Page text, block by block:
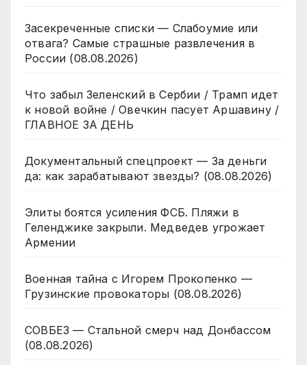
Засекреченные списки — Слабоумие или
отвага? Самые страшные развлечения в
России (08.08.2026)
Что забыл Зеленский в Сербии / Трамп идет
к новой войне / Овечкин пасует Аршавину /
ГЛАВНОЕ ЗА ДЕНЬ
Документальный спецпроект — За деньги
да: как зарабатывают звезды? (08.08.2026)
Элиты боятся усиления ФСБ. Пляжи в
Геленджике закрыли. Медведев угрожает
Армении
Военная тайна с Игорем Прокопенко —
Грузинские провокаторы (08.08.2026)
СОВБЕЗ — Стальной смерч над Донбассом
(08.08.2026)